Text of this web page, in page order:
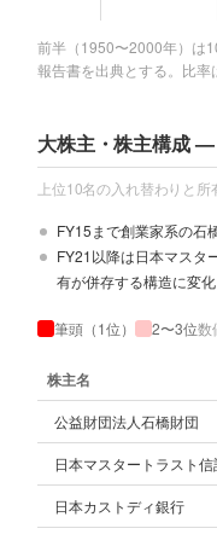
前半（1950〜2000年）は
報告書を出典とする。比率
大株主・株主構成
上位10名の入れ替わりと
FY15まで創業家系の石
FY21以降は日本マスタ
有が併存する構造に変化
筆頭（1位） 2〜3位数
大株主上位10位の年次推移
株主名
公益財団法人石橋財団
日本マスタートラスト
日本カストディ銀行